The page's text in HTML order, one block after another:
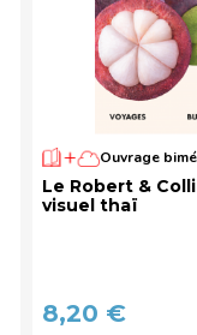
Ouvrage
Le Robert &
visuel thaï
8,20 €